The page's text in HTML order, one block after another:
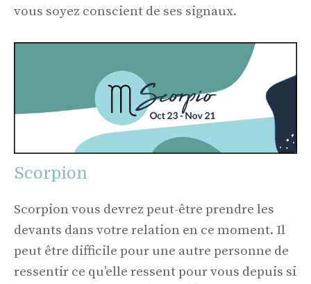
vous soyez conscient de ses signaux.
Scorpion
Scorpion vous devrez peut-être prendre les
devants dans votre relation en ce moment. Il
peut être difficile pour une autre personne de
ressentir ce qu’elle ressent pour vous depuis si